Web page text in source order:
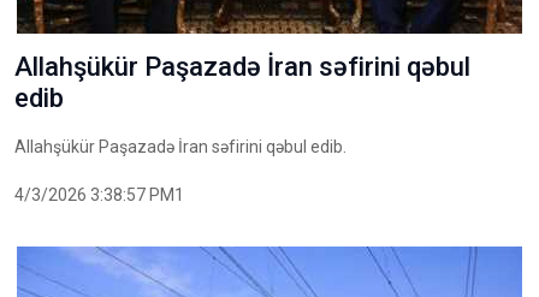
Allahşükür Paşazadə İran səfirini qəbul
edib
Allahşükür Paşazadə İran səfirini qəbul edib.
4/3/2026 3:38:57 PM1